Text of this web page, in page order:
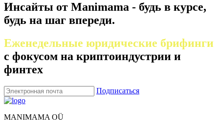
Инсайты от Manimama - будь в курсе,
будь на шаг впереди.
Еженедельные юридические брифинги
с фокусом на криптоиндустрии и
финтех
Подписаться
MANIMAMA OÜ